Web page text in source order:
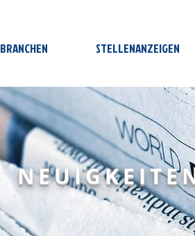
BRANCHEN STELLENANZEIGEN